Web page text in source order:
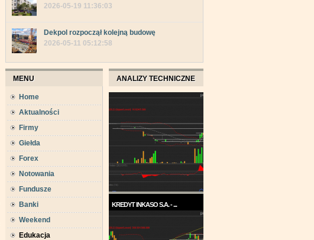
2026-05-19 11:36:03
Dekpol rozpoczął kolejną budowę
2026-05-11 05:12:58
MENU
Home
Aktualności
Firmy
Giełda
Forex
Notowania
Fundusze
Banki
Weekend
Edukacja
ANALIZY TECHNICZNE
KREDYT INKASO S.A. - ...
każdym razie w ...